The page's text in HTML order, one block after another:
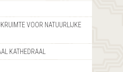
VOOR NATUURLIJKE
KATHEDRAAL